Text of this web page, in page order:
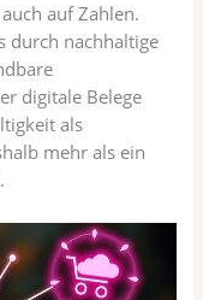
auf Zahlen.
durch nachhaltige
digitale Belege
als
mehr als ein